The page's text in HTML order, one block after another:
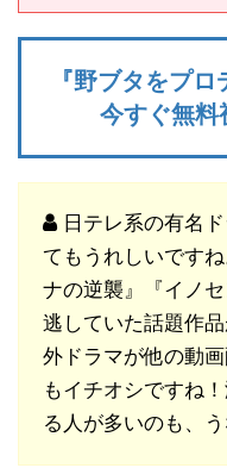
『野ブタをプ
今すぐ無料
日テレ系の有名
てもうれしいです
ナの逆襲』『イノ
逃していた話題作
外ドラマが他の動
もイチオシですね
る人が多いのも、う